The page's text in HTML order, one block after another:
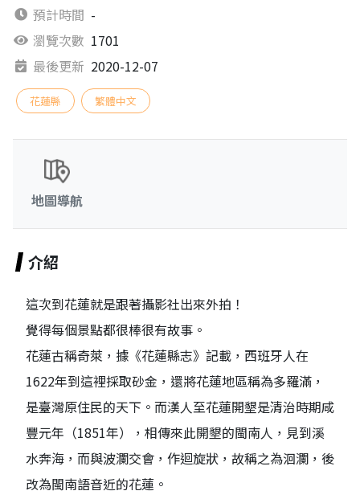
預計時間 -
瀏覽次數 1701
最後更新 2020-12-07
花蓮縣 繁體中文
地圖導航
介紹
這次到花蓮就是跟著攝影社出來外拍！
覺得每個景點都很棒很有故事。
花蓮古稱奇萊，據《花蓮縣志》記載，西班牙人在
1622年到這裡採取砂金，還將花蓮地區稱為多羅滿，
是臺灣原住民的天下。而漢人至花蓮開墾是清治時期咸
豐元年（1851年），相傳來此開墾的閩南人，見到溪
水奔海，而與波瀾交會，作迴旋狀，故稱之為洄瀾，後
改為閩南語音近的花蓮。